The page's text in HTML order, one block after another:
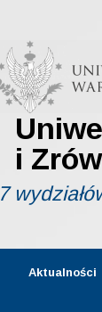
i
7
Aktualności